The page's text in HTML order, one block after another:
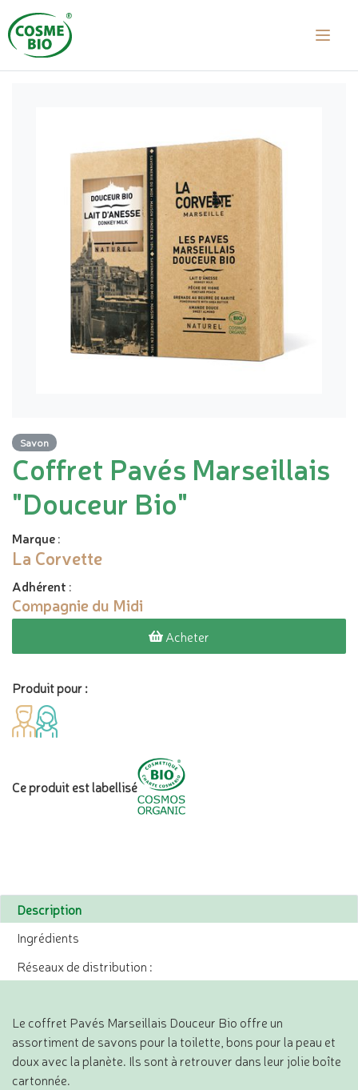
Savon
Coffret Pavés Marseillais
"Douceur Bio"
Marque:
La Corvette
Adhérent :
Compagnie du Midi
Acheter
Produit pour :
Ce produit est labellisé
Description
Ingrédients
Réseaux de distribution :
Le coffret Pavés Marseillais Douceur Bio offre un
assortiment de savons pour la toilette, bons pour la peau et
doux avec la planète. Ils sont à retrouver dans leur jolie boîte
cartonnée.